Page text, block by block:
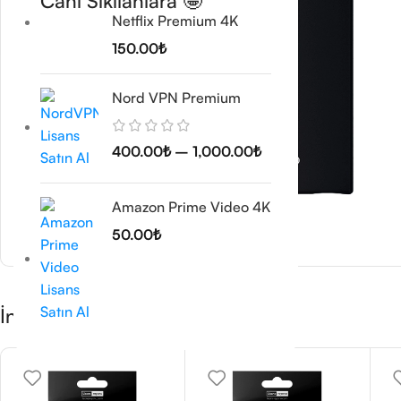
Netflix Premium 4K
150.00₺
Nord VPN Premium
400.00₺ – 1,000.00₺
Amazon Prime Video 4K
50.00₺
İndirimli Ürünleri Kaçırmayın 🤞